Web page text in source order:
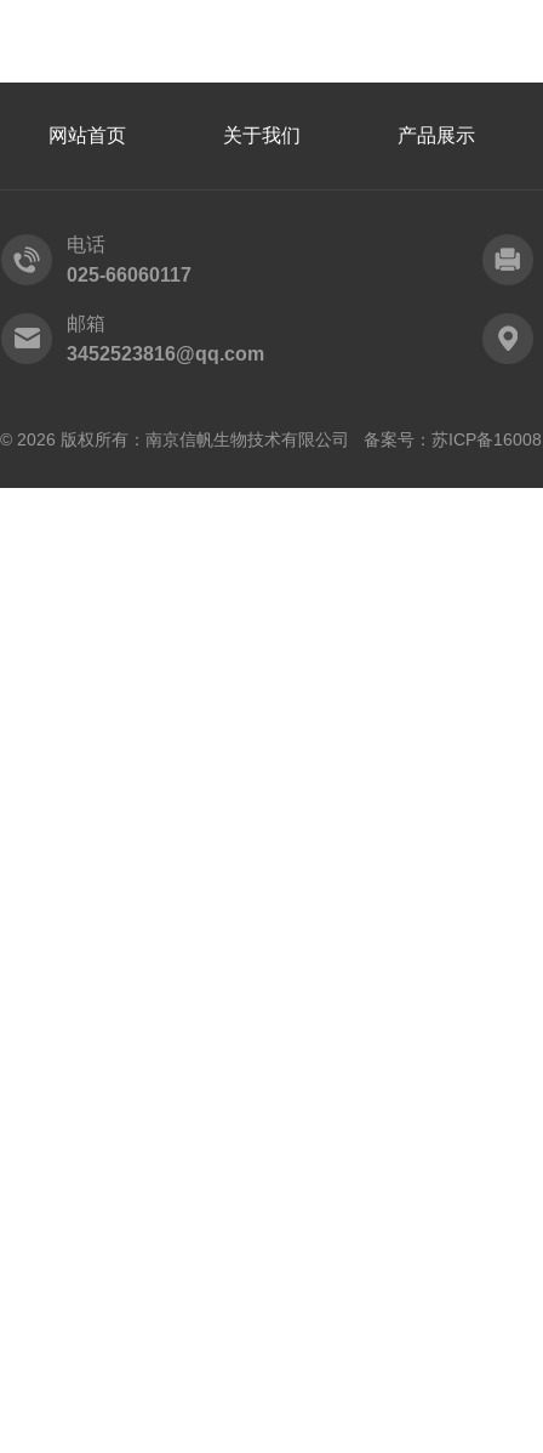
网站首页 关于我们 产品展示
电话
025-66060117
邮箱
3452523816@qq.com
© 2026 版权所有：南京信帆生物技术有限公司 备案号： 苏ICP备